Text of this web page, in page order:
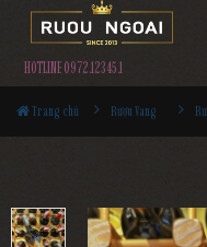
HOTLINE 0972.12345.1
Trang chủ Rượu Vang